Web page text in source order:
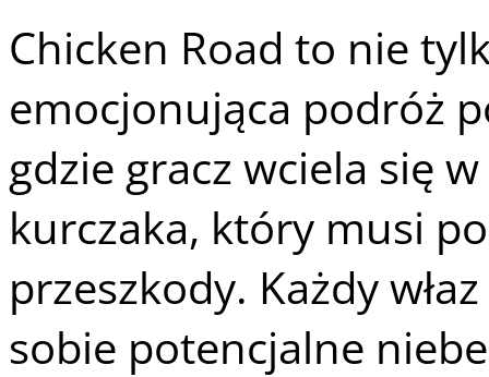
Chicken Road to nie
emocjonująca podróż
gdzie gracz wciela się
kurczaka, który musi
przeszkody. Każdy
sobie potencjalne